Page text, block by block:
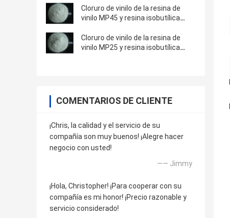
Cloruro de vinilo de la resina de
vinilo MP45 y resina isobutílica
vinilo
Cloruro de vinilo de la resina de
vinilo MP25 y resina isobutílica
COMENTARIOS DE CLIENTE
¡Chris, la calidad y el servicio de su
compañía son muy buenos! ¡Alegre hacer
negocio con usted!
—— Jimmy
¡Hola, Christopher! ¡Para cooperar con su
compañía es mi honor! ¡Precio razonable y
servicio considerado!